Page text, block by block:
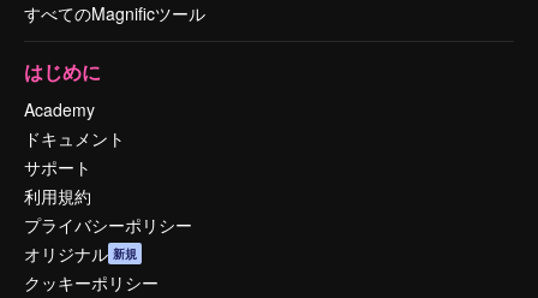
すべてのMagnificツール
はじめに
Academy
ドキュメント
サポート
利用規約
プライバシーポリシー
オリジナル 新規
クッキーポリシー